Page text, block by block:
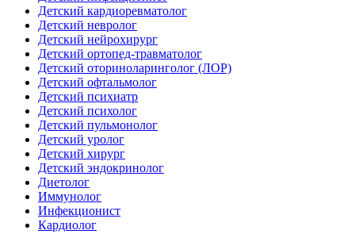
Детский кардиоревматолог
Детский невролог
Детский нейрохирург
Детский ортопед-травматолог
Детский оториноларинголог (ЛОР)
Детский офтальмолог
Детский психиатр
Детский психолог
Детский пульмонолог
Детский уролог
Детский хирург
Детский эндокринолог
Диетолог
Иммунолог
Инфекционист
Кардиолог